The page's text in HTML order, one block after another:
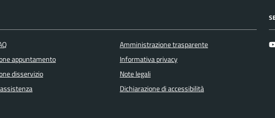
appuntamento
disservizio
Amministrazione trasparente
Informativa privacy
Note legali
Dichiarazione di accessibilità